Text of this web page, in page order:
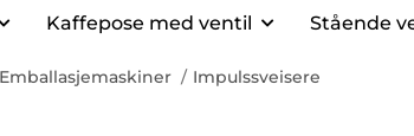
Kaffepose med ventil Stående
Emballasjemaskiner Impulssveisere